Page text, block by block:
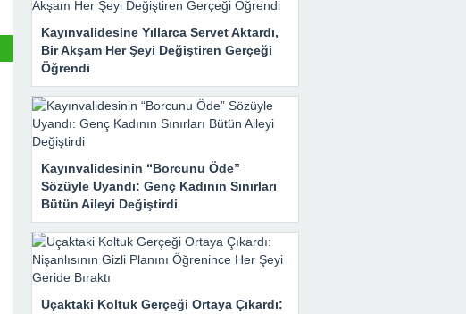
Kayınvalidesine Yıllarca Servet Aktardı,
Bir Akşam Her Şeyi Değiştiren Gerçeği
Öğrendi
Kayınvalidesinin “Borcunu Öde”
Sözüyle Uyandı: Genç Kadının Sınırları
Bütün Aileyi Değiştirdi
Uçaktaki Koltuk Gerçeği Ortaya Çıkardı: